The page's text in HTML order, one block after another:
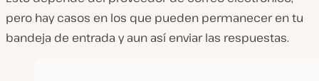
pero hay casos en los que pueden permanecer en tu
bandeja de entrada y aun así enviar las respuestas.